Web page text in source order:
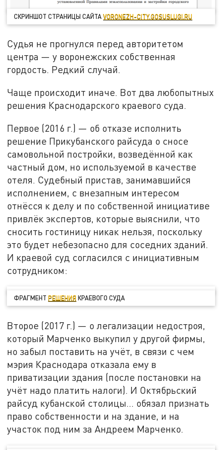
СКРИНШОТ СТРАНИЦЫ САЙТАVORONEZH-CITY.GOSUSLUGI.RU
Судья не прогнулся перед авторитетом
центра — у воронежских собственная
гордость. Редкий случай.
Чаще происходит иначе. Вот два любопытных
решения Краснодарского краевого суда.
Первое (2016 г.) — об отказе исполнить
решение Прикубанского райсуда о сносе
самовольной постройки, возведённой как
частный дом, но используемой в качестве
отеля. Судебный пристав, занимавшийся
исполнением, с внезапным интересом
отнёсся к делу и по собственной инициативе
привлёк экспертов, которые выяснили, что
сносить гостиницу никак нельзя, поскольку
это будет небезопасно для соседних зданий.
И краевой суд согласился с инициативным
сотрудником:
ФРАГМЕНТРЕШЕНИЯ КРАЕВОГО СУДА
Второе (2017 г.) — о легализации недостроя,
который Марченко выкупил у другой фирмы,
но забыл поставить на учёт, в связи с чем
мэрия Краснодара отказала ему в
приватизации здания (после постановки на
учёт надо платить налоги). И Октябрьский
райсуд кубанской столицы... обязал признать
право собственности и на здание, и на
участок под ним за Андреем Марченко.